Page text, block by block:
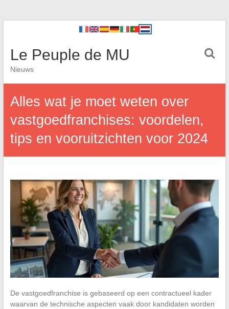
Le Peuple de MU
Nieuws
Alles wat je moet weten over
vastgoedfranchises: voordelen,
tips en vooruitzichten voor 2024
De vastgoedfranchise is gebaseerd op een contractueel kader
waarvan de technische aspecten vaak door kandidaten worden